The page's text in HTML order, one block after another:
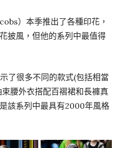
）本季推出了各種印花，
披風，但他的系列中最值得
了很多不同的款式(包括相當
腰外衣搭配百褶裙和長褲真
該系列中最具有2000年風格